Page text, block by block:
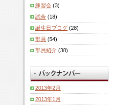
練習会 (3)
試合 (18)
誕生日ブログ (28)
部員 (54)
部員紹介 (38)
2013年2月
2013年1月